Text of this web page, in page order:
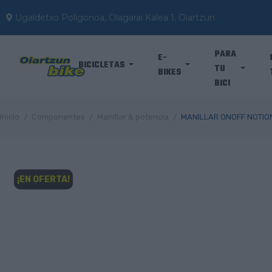
Ugaldetxo Poligonoa, Olagarai Kalea 1. Oiartzun
BICICLETAS
E-
BIKES
PARA
TU
BICI
MANILLAR ONOFF
¡EN OFERTA!